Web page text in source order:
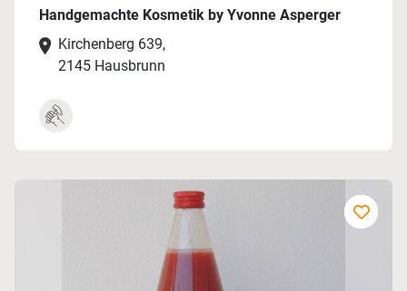
Handgemachte Kosmetik by Yvonne Asperger
Kirchenberg 639,
2145 Hausbrunn